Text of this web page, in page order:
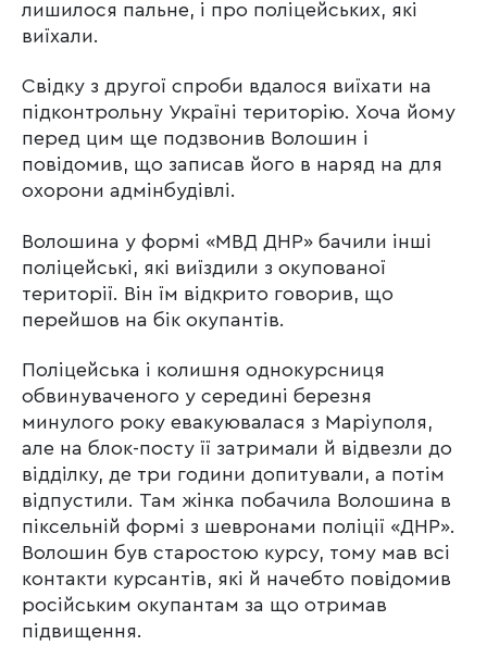
лишилося пальне, і про поліцейських, які
виїхали.
Свідку з другої спроби вдалося виїхати на
підконтрольну Україні територію. Хоча йому
перед цим ще подзвонив Волошин і
повідомив, що записав його в наряд на для
охорони адмінбудівлі.
Волошина у формі «МВД ДНР» бачили інші
поліцейські, які виїздили з окупованої
території. Він їм відкрито говорив, що
перейшов на бік окупантів.
Поліцейська і колишня однокурсниця
обвинуваченого у середині березня
минулого року евакуювалася з Маріуполя,
але на блок-посту її затримали й відвезли до
відділку, де три години допитували, а потім
відпустили. Там жінка побачила Волошина в
піксельній формі з шевронами поліції «ДНР».
Волошин був старостою курсу, тому мав всі
контакти курсантів, які й начебто повідомив
російським окупантам за що отримав
підвищення.